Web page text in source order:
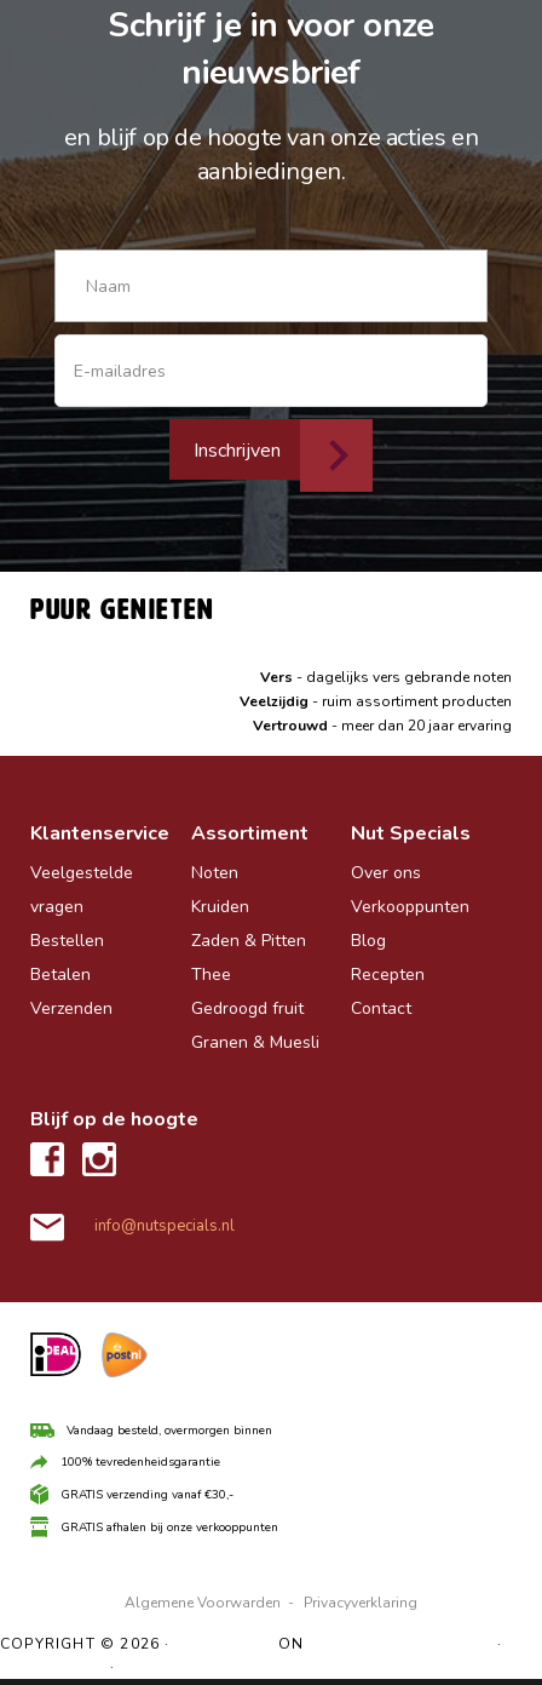
Schrijf je in voor onze
nieuwsbrief
en blijf op de hoogte van onze acties en
aanbiedingen.
Inschrijven
Puur genieten
Vers - dagelijks vers gebrande noten
Veelzijdig - ruim assortiment producten
Vertrouwd - meer dan 20 jaar ervaring
Klantenservice
Veelgestelde
vragen
Bestellen
Betalen
Verzenden
Assortiment
Noten
Kruiden
Zaden & Pitten
Thee
Gedroogd fruit
Granen & Muesli
Nut Specials
Over ons
Verkooppunten
Blog
Recepten
Contact
Blijf op de hoogte
info@nutspecials.nl
Vandaag besteld, overmorgen binnen
100% tevredenheidsgarantie
GRATIS verzending vanaf €30,-
GRATIS afhalen bij onze verkooppunten
Algemene Voorwarden - Privacyverklaring
COPYRIGHT © 2026 · ON
·
·